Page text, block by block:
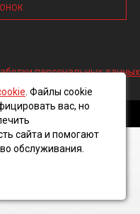
персональных данных
компания, 2016 ©
. Файлы cookie
вас, но
сайта и помогают
обслуживания.